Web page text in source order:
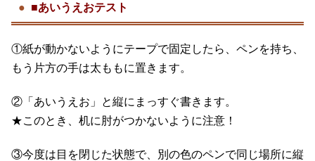
■あいうえおテスト
①紙が動かないようにテープで固定したら、ペンを持ち、
もう片方の手は太ももに置きます。
②「あいうえお」と縦にまっすぐ書きます。
★このとき、机に肘がつかないように注意！
③今度は目を閉じた状態で、別の色のペンで同じ場所に縦